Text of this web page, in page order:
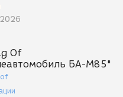
Of
БА-М85"